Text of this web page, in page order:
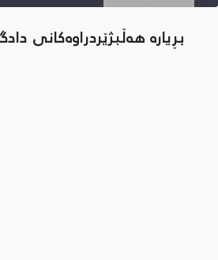
بڕیارە هەڵبژێردراوەکانی